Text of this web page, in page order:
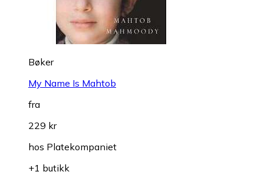
Bøker
My Name Is Mahtob
fra
229 kr
hos Platekompaniet
+1 butikk